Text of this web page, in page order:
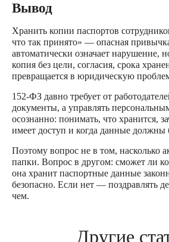
Вывод
Хранить копии паспортов
что так принято» — опасная
автоматически означает нарушение,
копия без цели, согласия, срока
превращается в юридическую
152-ФЗ давно требует от
документы, а управлять
осознанно: понимать, что хранится,
имеет доступ и когда данные
Поэтому вопрос не в том, насколько
папки. Вопрос в другом: сможет ли
она хранит паспортные данные
безопасно. Если нет — поздравлять
чем.
Другие